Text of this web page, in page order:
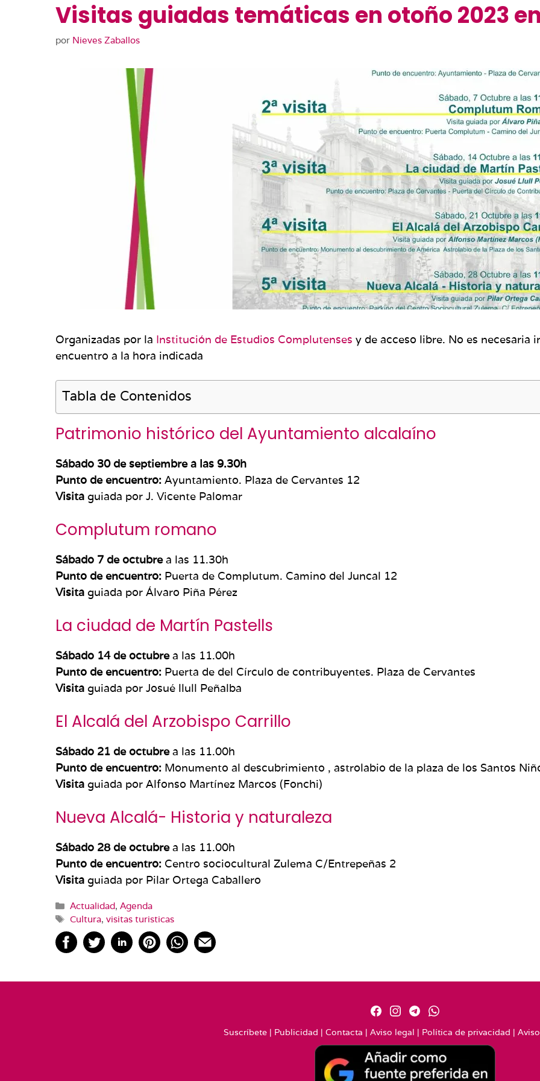
Visitas guiadas temáticas en otoño 2023
por Nieves Zaballos
Organizadas por la Institución de Estudios Complutenses y de acceso libre. No es
encuentro a la hora indicada
Tabla de Contenidos
Patrimonio histórico del Ayuntamiento alcalaíno
Sábado 30 de septiembre a las 9.30h
Punto de encuentro: Ayuntamiento. Plaza de Cervantes 12
Visita guiada por J. Vicente Palomar
Complutum romano
Sábado 7 de octubrea las 11.30h
Punto de encuentro: Puerta de Complutum. Camino del Juncal 12
Visita guiada por Álvaro Piña Pérez
La ciudad de Martín Pastells
Sábado 14 de octubrea las 11.00h
Punto de encuentro: Puerta de del Círculo de contribuyentes. Plaza de Cervantes
Visita guiada por Josué llull Peñalba
El Alcalá del Arzobispo Carrillo
Sábado 21 de octubrea las 11.00h
Punto de encuentro: Monumento al descubrimiento , astrolabio de la plaza de los Santos
Visita guiada por Alfonso Martínez Marcos (Fonchi)
Nueva Alcalá- Historia y naturaleza
Sábado 28 de octubrea las 11.00h
Punto de encuentro: Centro sociocultural Zulema C/Entrepeñas 2
Visita guiada por Pilar Ortega Caballero
Categorías
Actualidad,Agenda
Etiquetas
Cultura,visitas turisticas
Suscríbete| Publicidad | Contacta | Aviso legal | Política de privacidad |